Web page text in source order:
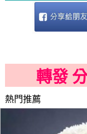
轉發
熱門推薦